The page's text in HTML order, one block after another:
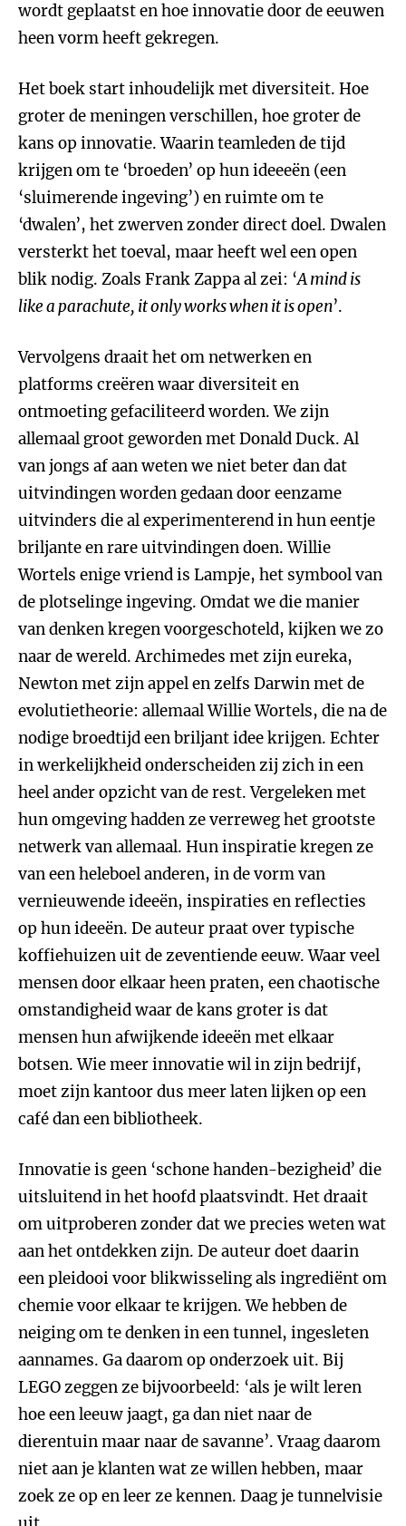
wordt geplaatst en hoe innovatie door de eeuwen
heen vorm heeft gekregen.
Het boek start inhoudelijk met diversiteit. Hoe
groter de meningen verschillen, hoe groter de
kans op innovatie. Waarin teamleden de tijd
krijgen om te ‘broeden’ op hun ideeeën (een
‘sluimerende ingeving’) en ruimte om te
‘dwalen’, het zwerven zonder direct doel. Dwalen
versterkt het toeval, maar heeft wel een open
blik nodig. Zoals Frank Zappa al zei: ‘A mind is
like a parachute, it only works when it is open’.
Vervolgens draait het om netwerken en
platforms creëren waar diversiteit en
ontmoeting gefaciliteerd worden. We zijn
allemaal groot geworden met Donald Duck. Al
van jongs af aan weten we niet beter dan dat
uitvindingen worden gedaan door eenzame
uitvinders die al experimenterend in hun eentje
briljante en rare uitvindingen doen. Willie
Wortels enige vriend is Lampje, het symbool van
de plotselinge ingeving. Omdat we die manier
van denken kregen voorgeschoteld, kijken we zo
naar de wereld. Archimedes met zijn eureka,
Newton met zijn appel en zelfs Darwin met de
evolutietheorie: allemaal Willie Wortels, die na de
nodige broedtijd een briljant idee krijgen. Echter
in werkelijkheid onderscheiden zij zich in een
heel ander opzicht van de rest. Vergeleken met
hun omgeving hadden ze verreweg het grootste
netwerk van allemaal. Hun inspiratie kregen ze
van een heleboel anderen, in de vorm van
vernieuwende ideeën, inspiraties en reflecties
op hun ideeën. De auteur praat over typische
koffiehuizen uit de zeventiende eeuw. Waar veel
mensen door elkaar heen praten, een chaotische
omstandigheid waar de kans groter is dat
mensen hun afwijkende ideeën met elkaar
botsen. Wie meer innovatie wil in zijn bedrijf,
moet zijn kantoor dus meer laten lijken op een
café dan een bibliotheek.
Innovatie is geen ‘schone handen-bezigheid’ die
uitsluitend in het hoofd plaatsvindt. Het draait
om uitproberen zonder dat we precies weten wat
aan het ontdekken zijn. De auteur doet daarin
een pleidooi voor blikwisseling als ingrediënt om
chemie voor elkaar te krijgen. We hebben de
neiging om te denken in een tunnel, ingesleten
aannames. Ga daarom op onderzoek uit. Bij
LEGO zeggen ze bijvoorbeeld: ‘als je wilt leren
hoe een leeuw jaagt, ga dan niet naar de
dierentuin maar naar de savanne’. Vraag daarom
niet aan je klanten wat ze willen hebben, maar
zoek ze op en leer ze kennen. Daag je tunnelvisie